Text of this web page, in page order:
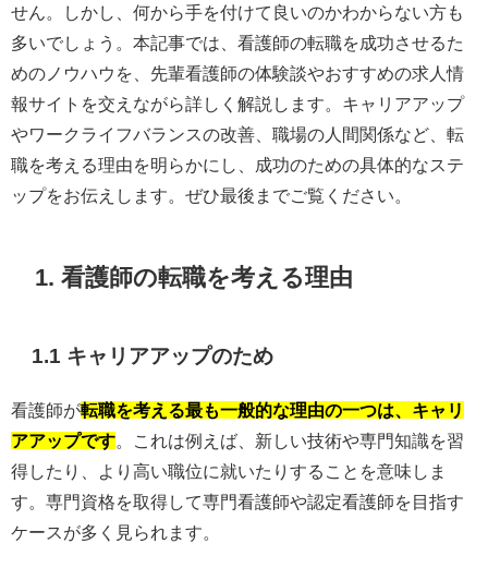
せん。しかし、何から手を付けて良いのかわからない方も
多いでしょう。本記事では、看護師の転職を成功させるた
めのノウハウを、先輩看護師の体験談やおすすめの求人情
報サイトを交えながら詳しく解説します。キャリアアップ
やワークライフバランスの改善、職場の人間関係など、転
職を考える理由を明らかにし、成功のための具体的なステ
ップをお伝えします。ぜひ最後までご覧ください。
1. 看護師の転職を考える理由
1.1 キャリアアップのため
看護師が転職を考える最も一般的な理由の一つは、キャリ
アアップです 。これは例えば、新しい技術や専門知識を習
得したり、より高い職位に就いたりすることを意味しま
す。専門資格を取得して専門看護師や認定看護師を目指す
ケースが多く見られます。